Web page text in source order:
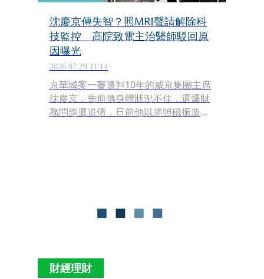
沈慶京傳失智？照MRI聲請解除科
技監控 高院致電主治醫師駁回原
因曝光
2026.07.29 11:14
京華城案一審遭判10年的威京集團主席
沈慶京，先前傳身體狀況不佳，還爆財
務問題遭追債，日前他以需照磁振造影
財經理財